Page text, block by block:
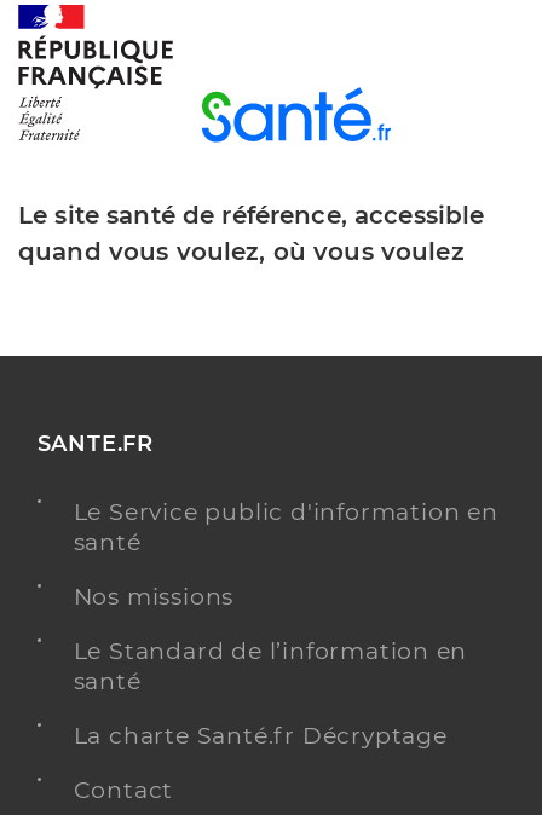
Le site santé de référence, accessible
quand vous voulez, où vous voulez
SANTE.FR
Le Service public d'information en
santé
Nos missions
Le Standard de l’information en
santé
La charte Santé.fr Décryptage
Contact